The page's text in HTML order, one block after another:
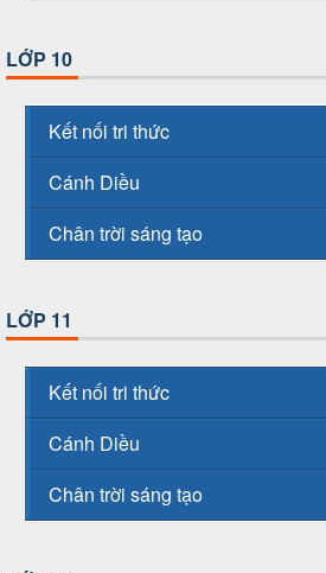
LỚP 10
Kết nối tri thức
Cánh Diều
Chân trời sáng tạo
LỚP 11
Kết nối tri thức
Cánh Diều
Chân trời sáng tạo